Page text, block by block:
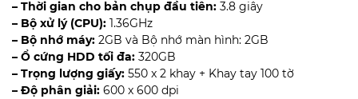
– Thời gian cho bản chụp đầu tiên: 3.8 giây
– Bộ xử lý (CPU): 1.36GHz
– Bộ nhớ máy: 2GB và Bộ nhớ màn hình: 2GB
– Ổ cứng HDD tối đa: 320GB
– Trọng lượng giấy: 550 x 2 khay + Khay tay 100 tờ
– Độ phân giải: 600 x 600 dpi